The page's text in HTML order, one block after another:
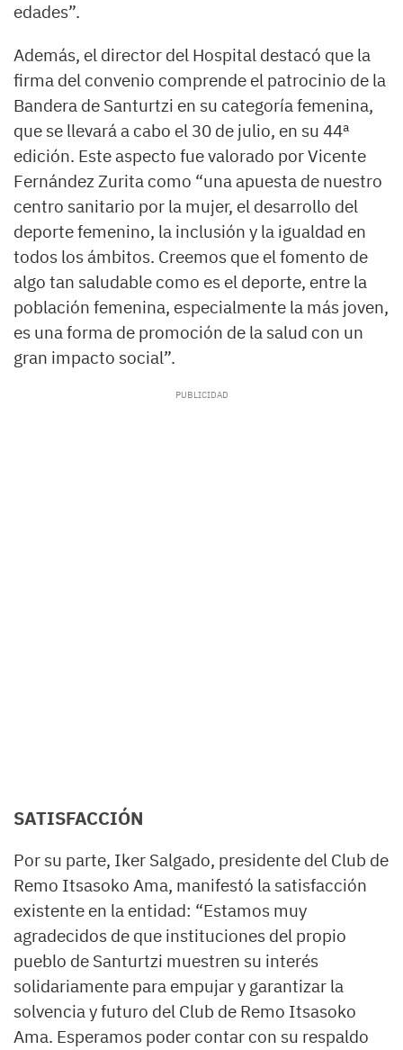
edades”.
Además, el director del Hospital destacó que la
firma del convenio comprende el patrocinio de la
Bandera de Santurtzi en su categoría femenina,
que se llevará a cabo el 30 de julio, en su 44ª
edición. Este aspecto fue valorado por Vicente
Fernández Zurita como “una apuesta de nuestro
centro sanitario por la mujer, el desarrollo del
deporte femenino, la inclusión y la igualdad en
todos los ámbitos. Creemos que el fomento de
algo tan saludable como es el deporte, entre la
población femenina, especialmente la más joven,
es una forma de promoción de la salud con un
gran impacto social”.
SATISFACCIÓN
Por su parte, Iker Salgado, presidente del Club de
Remo Itsasoko Ama, manifestó la satisfacción
existente en la entidad: “Estamos muy
agradecidos de que instituciones del propio
pueblo de Santurtzi muestren su interés
solidariamente para empujar y garantizar la
solvencia y futuro del Club de Remo Itsasoko
Ama. Esperamos poder contar con su respaldo